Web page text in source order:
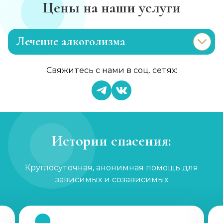
Цены на наши услуги
Лечение алкоголизма
от 3 000 ₽ Записаться
от 2 000 ₽ Записаться
Свяжитесь с нами в соц. сетях:
Истории спасения:
Круглосуточная, анонимная помощь для
зависимых и созависимых